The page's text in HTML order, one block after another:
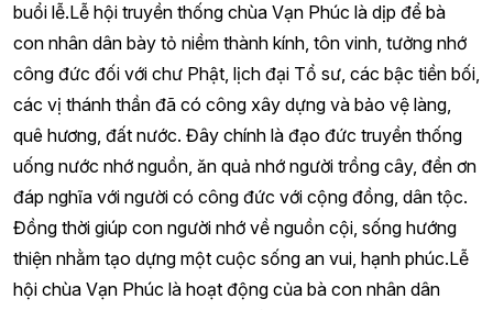
buổi lễ.Lễ hội truyền thống chùa Vạn Phúc là dịp để bà
con nhân dân bày tỏ niềm thành kính, tôn vinh, tưởng nhớ
công đức đối với chư Phật, lịch đại Tổ sư, các bậc tiền bối,
các vị thánh thần đã có công xây dựng và bảo vệ làng,
quê hương, đất nước. Đây chính là đạo đức truyền thống
uống nước nhớ nguồn, ăn quả nhớ người trồng cây, đền ơn
đáp nghĩa với người có công đức với cộng đồng, dân tộc.
Đồng thời giúp con người nhớ về nguồn cội, sống hướng
thiện nhằm tạo dựng một cuộc sống an vui, hạnh phúc.Lễ
hội chùa Vạn Phúc là hoạt động của bà con nhân dân